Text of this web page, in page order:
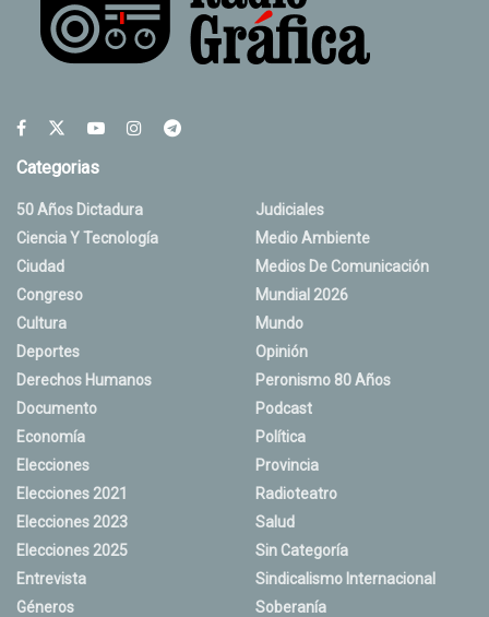
Categorias
50 Años Dictadura
Ciencia Y Tecnología
Ciudad
Congreso
Cultura
Deportes
Derechos Humanos
Documento
Economía
Elecciones
Elecciones 2021
Elecciones 2023
Elecciones 2025
Entrevista
Géneros
Judiciales
Medio Ambiente
Medios De Comunicación
Mundial 2026
Mundo
Opinión
Peronismo 80 Años
Podcast
Política
Provincia
Radioteatro
Salud
Sin Categoría
Sindicalismo Internacional
Soberanía